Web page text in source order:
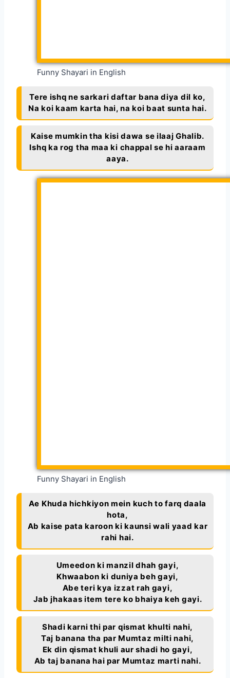
Funny Shayari in English
Tere ishq ne sarkari daftar bana diya dil ko,
Na koi kaam karta hai, na koi baat sunta hai.
Kaise mumkin tha kisi dawa se ilaaj Ghalib.
Ishq ka rog tha maa ki chappal se hi aaraam
aaya.
Funny Shayari in English
Ae Khuda hichkiyon mein kuch to farq daala
hota,
Ab kaise pata karoon ki kaunsi wali yaad kar
rahi hai.
Umeedon ki manzil dhah gayi,
Khwaabon ki duniya beh gayi,
Abe teri kya izzat rah gayi,
Jab jhakaas item tere ko bhaiya keh gayi.
Shadi karni thi par qismat khulti nahi,
Taj banana tha par Mumtaz milti nahi,
Ek din qismat khuli aur shadi ho gayi,
Ab taj banana hai par Mumtaz marti nahi.